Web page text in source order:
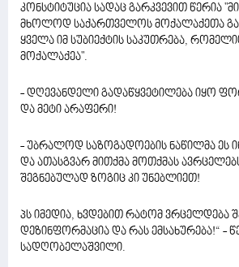
კონსტიტუცია სადაც გარკვევით წერია
მხოლოდ საქართველოს მოქალაქეთა
ყველა იმ სუბიექტის საკუთრება,
მოქალაქეა".
- დღევანდელი გადაწყვეტილება იყო
და მეტი არაფერი!
- უბრალოდ საზოგადოების ნაწილმა ეს
და ათასგვარ მითქმა მოთქმას
შეგნებულად ზოგიც კი უნებლიეთ!
პს იმედია, ხვდებით რატომ ვრცელდება
დეზინფორმაცია და რას ემსახურება!“ -
სადღობელაშვილი.